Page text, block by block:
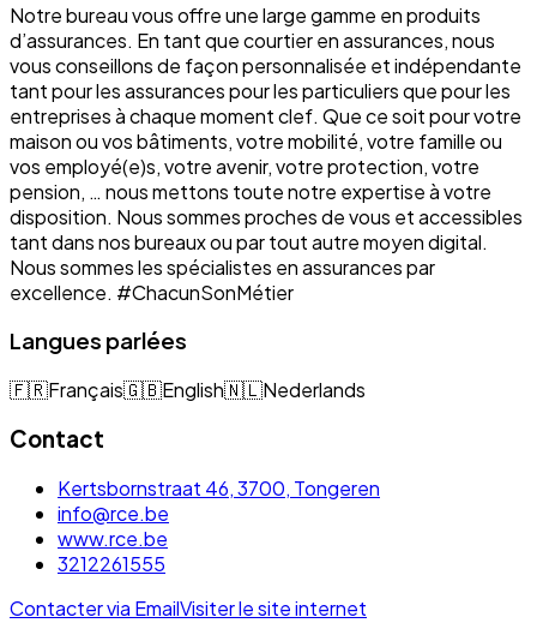
Notre bureau vous offre une large gamme en produits
d’assurances. En tant que courtier en assurances, nous
vous conseillons de façon personnalisée et indépendante
tant pour les assurances pour les particuliers que pour les
entreprises à chaque moment clef. Que ce soit pour votre
maison ou vos bâtiments, votre mobilité, votre famille ou
vos employé(e)s, votre avenir, votre protection, votre
pension, … nous mettons toute notre expertise à votre
disposition. Nous sommes proches de vous et accessibles
tant dans nos bureaux ou par tout autre moyen digital.
Nous sommes les spécialistes en assurances par
excellence. #ChacunSonMétier
Langues parlées
🇫🇷Français🇬🇧English🇳🇱Nederlands
Contact
Kertsbornstraat 46, 3700, Tongeren
info@rce.be
www.rce.be
3212261555
Contacter via EmailVisiter le site internet